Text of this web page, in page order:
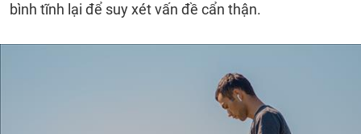
bình tĩnh lại để suy xét vấn đề cẩn thận.